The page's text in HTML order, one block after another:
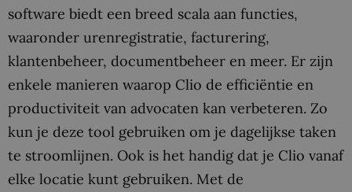
software biedt een breed scala aan functies,
waaronder urenregistratie, facturering,
klantenbeheer, documentbeheer en meer. Er zijn
enkele manieren waarop Clio de efficiëntie en
productiviteit van advocaten kan verbeteren. Zo
kun je deze tool gebruiken om je dagelijkse taken
te stroomlijnen. Ook is het handig dat je Clio vanaf
elke locatie kunt gebruiken. Met de